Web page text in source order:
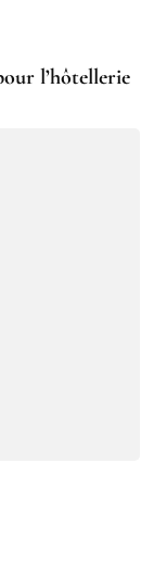
l’hôtellerie